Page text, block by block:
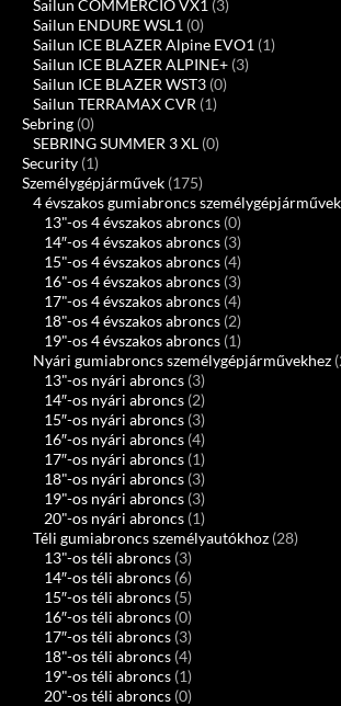
Sailun COMMERCIO VX1 (3)
Sailun ENDURE WSL1 (0)
Sailun ICE BLAZER Alpine EVO1 (1)
Sailun ICE BLAZER ALPINE+ (3)
Sailun ICE BLAZER WST3 (0)
Sailun TERRAMAX CVR (1)
Sebring (0)
SEBRING SUMMER 3 XL (0)
Security (1)
Személygépjárművek (175)
4 évszakos gumiabroncs
13"-os 4 évszakos abroncs (0)
14″-os 4 évszakos abroncs (3)
15"-os 4 évszakos abroncs (4)
16"-os 4 évszakos abroncs (3)
17"-os 4 évszakos abroncs (4)
18"-os 4 évszakos abroncs (2)
19"-os 4 évszakos abroncs (1)
Nyári gumiabroncs személygépjárművekhez
13"-os nyári abroncs (3)
14″-os nyári abroncs (2)
15″-os nyári abroncs (3)
16″-os nyári abroncs (4)
17″-os nyári abroncs (1)
18"-os nyári abroncs (3)
19"-os nyári abroncs (3)
20"-os nyári abroncs (1)
Téli gumiabroncs személyautókhoz (28)
13"-os téli abroncs (3)
14″-os téli abroncs (6)
15″-os téli abroncs (5)
16″-os téli abroncs (0)
17″-os téli abroncs (3)
18"-os téli abroncs (4)
19"-os téli abroncs (1)
20"-os téli abroncs (0)